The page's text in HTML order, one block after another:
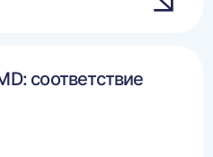
соответствие